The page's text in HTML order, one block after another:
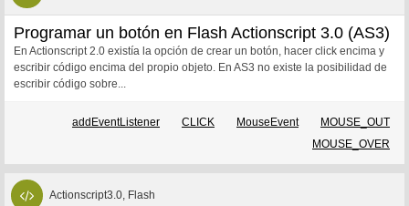
Programar un botón en Flash Actionscript 3.0 (AS3)
En Actionscript 2.0 existía la opción de crear un botón, hacer click encima y
escribir código encima del propio objeto. En AS3 no existe la posibilidad de
escribir código sobre...
addEventListener CLICK MouseEvent
MOUSE_OUT
MOUSE_OVER
Actionscript3.0, Flash